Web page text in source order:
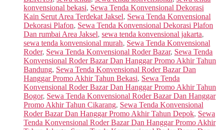
konvensional bekasi, Sewa Tenda Konvensional Dekorasi
Kain Serut Area Terdekat Jaksel, Sewa Tenda Konvensional
Dekorasi Plafon, Sewa Tenda Konvensional Dekorasi Plafon
Dan rumbai Area Jaksel, sewa tenda konvensional jakarta,
sewa tenda konvensional murah, Sewa Tenda Konvensional
Roder, Sewa Tenda Konvensional Roder Bazar, Sewa Tenda
Konvensional Roder Bazar Dan Hanggar Promo Akhir Tahun
Bandung, Sewa Tenda Konvensional Roder Bazar Dan
Hanggar Promo Akhir Tahun Bekasi, Sewa Tenda
Konvensional Roder Bazar Dan Hanggar Promo Akhir Tahun
Bogor, Sewa Tenda Konvensional Roder Bazar Dan Hanggar
Promo Akhir Tahun Cikarang, Sewa Tenda Konvensional
Roder Bazar Dan Hanggar Promo Akhir Tahun Depok, Sewa
Tenda Konvensional Roder Bazar Dan Hanggar Promo Akhir